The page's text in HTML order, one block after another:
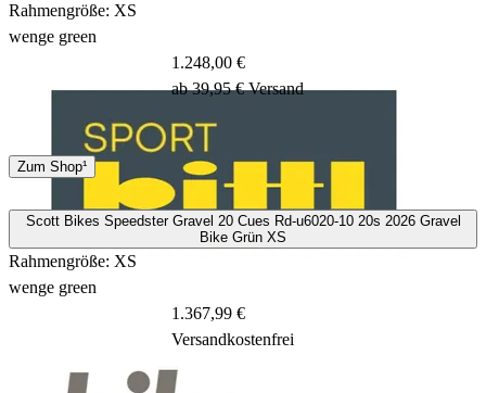
Rahmengröße: XS
wenge green
Spedition
1.248,00 €
ab 39,95 € Versand
Zum Shop¹
Scott Bikes Speedster Gravel 20 Cues Rd-u6020-10 20s 2026 Gravel
Bike Grün XS
Rahmengröße: XS
wenge green
1.367,99 €
Versandkostenfrei